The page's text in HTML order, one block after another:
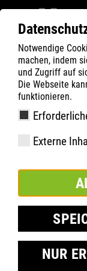
Notwendige
machen, indem
und Zugriff auf
Die Webseite
funktionieren.
Externe
NUR
ATLAS
TÖBB